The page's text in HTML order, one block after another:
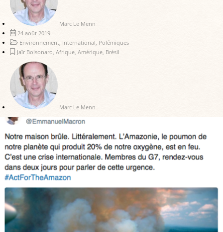
Marc Le Menn
24 août 2019
Environnement, International, Polémiques
Jaïr Bolsonaro, Afrique, Amérique, Brésil
Marc Le Menn